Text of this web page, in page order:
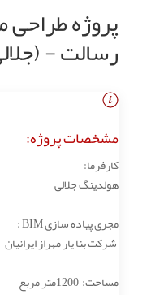
پروژه طراحی
رسالت -
مشخصات پروژه:
کارفرما:
هولدینگ جلالی
مجری پیاده سازی BIM :
شرکت بنا یار مهراز ایرانیان
مساحت: 1200متر مربع